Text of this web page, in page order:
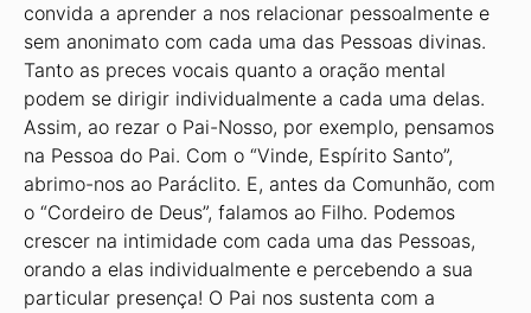
convida a aprender a nos relacionar pessoalmente e
sem anonimato com cada uma das Pessoas divinas.
Tanto as preces vocais quanto a oração mental
podem se dirigir individualmente a cada uma delas.
Assim, ao rezar o Pai-Nosso, por exemplo, pensamos
na Pessoa do Pai. Com o “Vinde, Espírito Santo”,
abrimo-nos ao Paráclito. E, antes da Comunhão, com
o “Cordeiro de Deus”, falamos ao Filho. Podemos
crescer na intimidade com cada uma das Pessoas,
orando a elas individualmente e percebendo a sua
particular presença! O Pai nos sustenta com a